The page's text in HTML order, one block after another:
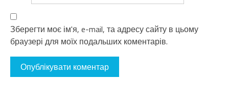
Зберегти моє ім'я, e-mail, та адресу сайту в цьому
браузері для моїх подальших коментарів.